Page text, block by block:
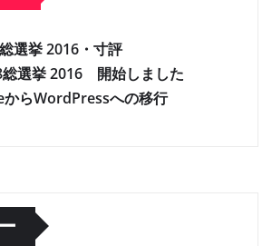
選挙 2016・寸評
総選挙 2016 開始しました
らWordPressへの移行